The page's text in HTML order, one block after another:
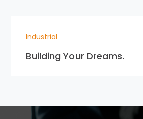
Industrial
Building Your Dreams.